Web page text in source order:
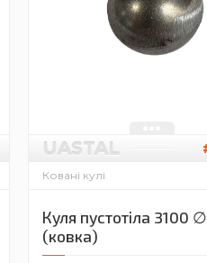
UASTAL
Ковані кулі
Куля пустотіла 3100
(ковка)